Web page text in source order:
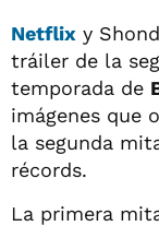
Netflix y
tráiler de la
temporada de
imágenes que
la segunda
récords.
La primera